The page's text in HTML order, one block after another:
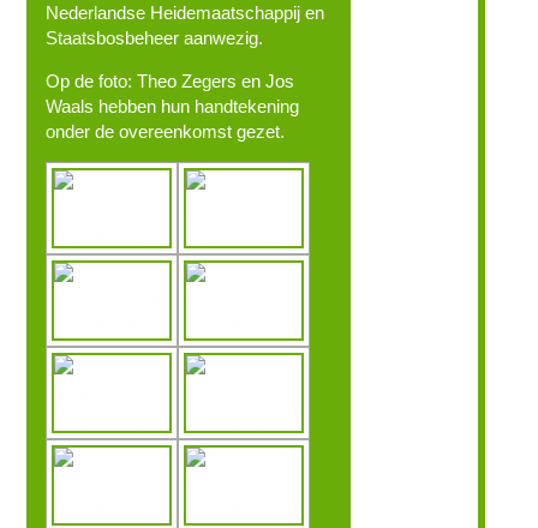
Nederlandse Heidemaatschappij en
Staatsbosbeheer aanwezig.
Op de foto: Theo Zegers en Jos
Waals hebben hun handtekening
onder de overeenkomst gezet.